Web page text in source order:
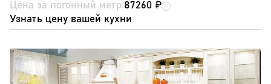
Цена за погонный метр:87260 ₽
Узнать цену вашей кухни